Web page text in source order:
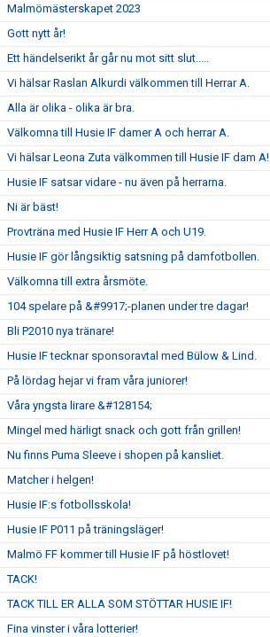
Malmömästerskapet 2023
Gott nytt år!
Ett händelserikt år går nu mot sitt slut.....
Vi hälsar Raslan Alkurdi välkommen till Herrar A.
Alla är olika - olika är bra.
Välkomna till Husie IF damer A och herrar A.
Vi hälsar Leona Zuta välkommen till Husie IF dam A!
Husie IF satsar vidare - nu även på herrarna.
Ni är bäst!
Provträna med Husie IF Herr A och U19.
Husie IF gör långsiktig satsning på damfotbollen.
Välkomna till extra årsmöte.
104 spelare på &#9917;-planen under tre dagar!
Bli P2010 nya tränare!
Husie IF tecknar sponsoravtal med Bülow & Lind.
På lördag hejar vi fram våra juniorer!
Våra yngsta lirare &#128154;
Mingel med härligt snack och gott från grillen!
Nu finns Puma Sleeve i shopen på kansliet.
Matcher i helgen!
Husie IF:s fotbollsskola!
Husie IF P011 på träningsläger!
Malmö FF kommer till Husie IF på höstlovet!
TACK!
TACK TILL ER ALLA SOM STÖTTAR HUSIE IF!
Fina vinster i våra lotterier!